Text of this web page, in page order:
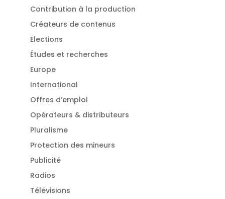
Contribution à la production
Créateurs de contenus
Elections
Études et recherches
Europe
International
Offres d’emploi
Opérateurs & distributeurs
Pluralisme
Protection des mineurs
Publicité
Radios
Télévisions